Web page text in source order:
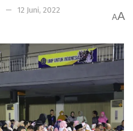
12 Juni, 2022
AA